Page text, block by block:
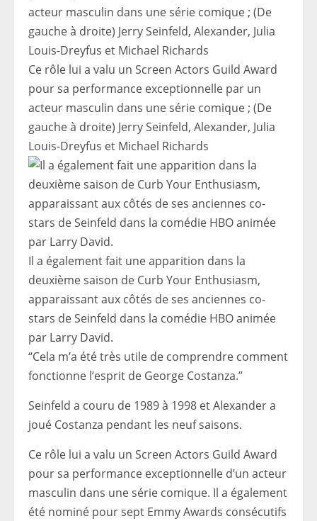
Ce rôle lui a valu un Screen Actors Guild Award
pour sa performance exceptionnelle par un
acteur masculin dans une série comique ; (De
gauche à droite) Jerry Seinfeld, Alexander, Julia
Louis-Dreyfus et Michael Richards
Il a également fait une apparition dans la
deuxième saison de Curb Your Enthusiasm,
apparaissant aux côtés de ses anciennes co-
stars de Seinfeld dans la comédie HBO animée
par Larry David.
“Cela m’a été très utile de comprendre comment
fonctionne l’esprit de George Costanza.”
Seinfeld a couru de 1989 à 1998 et Alexander a
joué Costanza pendant les neuf saisons.
Ce rôle lui a valu un Screen Actors Guild Award
pour sa performance exceptionnelle d’un acteur
masculin dans une série comique. Il a également
été nominé pour sept Emmy Awards consécutifs